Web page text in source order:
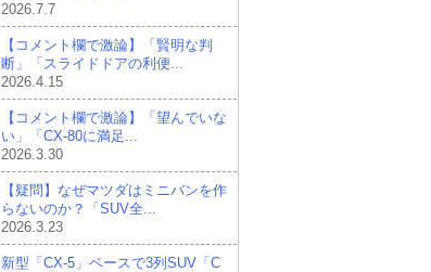
2026.7.7
【コメント欄で激論】「賢明な判
断」「スライドドアの利便...
2026.4.15
【コメント欄で激論】「望んでいな
い」「CX-80に満足...
2026.3.30
【疑問】なぜマツダはミニバンを作
らないのか？「SUV全...
2026.3.23
新型「CX-5」ベースで3列SUV「C